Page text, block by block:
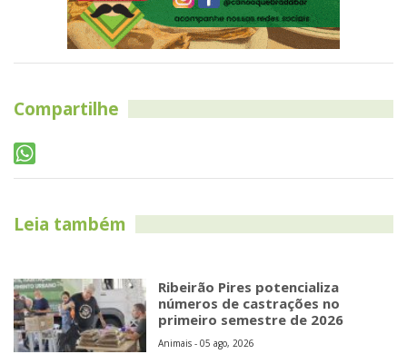
Compartilhe
Leia também
Ribeirão Pires potencializa
números de castrações no
primeiro semestre de 2026
Animais - 05 ago, 2026